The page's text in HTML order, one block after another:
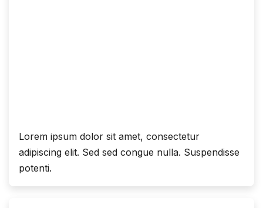
Lorem ipsum dolor sit amet, consectetur
adipiscing elit. Sed sed congue nulla. Suspendisse
potenti.